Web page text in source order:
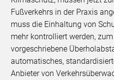
Fußverkehrs in der Praxis
muss die Einhaltung von
mehr kontrolliert werden,
vorgeschriebene
automatisches,
Anbieter von